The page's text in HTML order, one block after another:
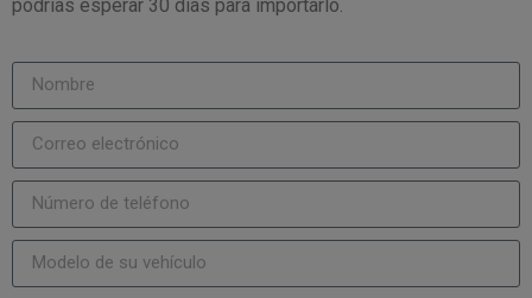
podrías esperar 30 días para importarlo.